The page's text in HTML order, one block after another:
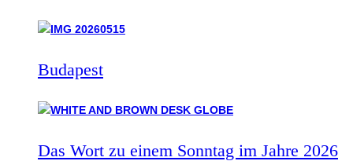
Budapest
Das Wort zu einem Sonntag im Jahre 2026